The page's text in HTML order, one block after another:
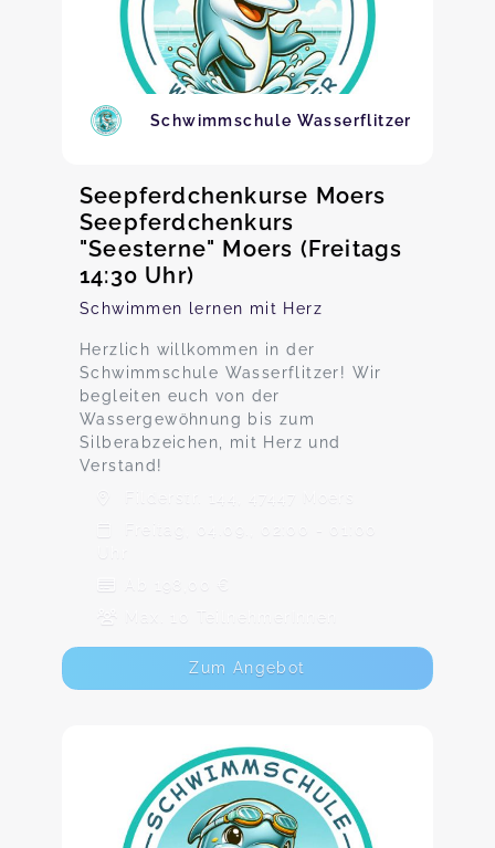
Schwimmschule Wasserflitzer
Seepferdchenkurse Moers
Seepferdchenkurs
"Seesterne" Moers (Freitags
14:30 Uhr)
Schwimmen lernen mit Herz
Herzlich willkommen in der
Schwimmschule Wasserflitzer! Wir
begleiten euch von der
Wassergewöhnung bis zum
Silberabzeichen, mit Herz und
Verstand!
Filderstr. 144, 47447 Moers
Freitag, 04.09., 02:00 - 01:00
Ab 198,00 €
Max. 10 TeilnehmerInnen
Zum Angebot